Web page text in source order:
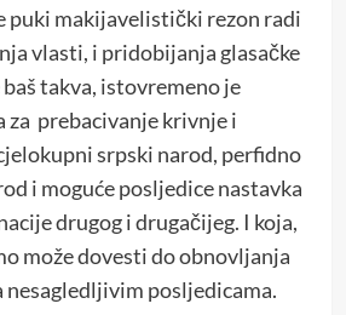
puki makijavelistički rezon radi
vlasti, i pridobijanja glasačke
takva, istovremeno je
za prebacivanje krivnje i
srpski narod, perfidno
i moguće posljedice nastavka
drugog i drugačijeg. I koja,
može dovesti do obnovljanja
nesagledljivim posljedicama.